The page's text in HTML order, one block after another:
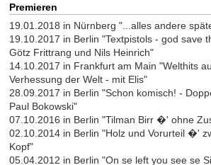
Premieren
19.01.2018 in Nürnberg "...alles andere
19.10.2017 in Berlin "Textpistols - god save
Götz Frittrang und Nils Heinrich"
14.10.2017 in Frankfurt am Main "Welthits
Verhessung der Welt - mit Elis"
28.09.2017 in Berlin "Schon komisch! -
Paul Bokowski"
07.10.2016 in Berlin "Tilman Birr �' ohne
02.10.2014 in Berlin "Holz und Vorurteil �'
Kopf"
05.04.2012 in Berlin "On se left you see se